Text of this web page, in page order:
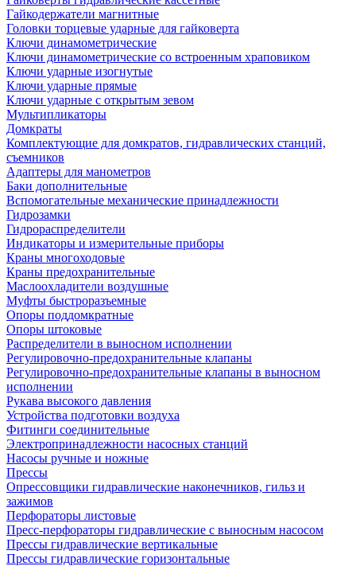
Гайкодержатели магнитные
Головки торцевые ударные для гайковерта
Ключи динамометрические
Ключи динамометрические со встроенным храповиком
Ключи ударные изогнутые
Ключи ударные прямые
Ключи ударные с открытым зевом
Мультипликаторы
Домкраты
Комплектующие для домкратов, гидравлических станций,
съемников
Адаптеры для манометров
Баки дополнительные
Вспомогательные механические принадлежности
Гидрозамки
Гидрораспределители
Индикаторы и измерительные приборы
Краны многоходовые
Краны предохранительные
Маслоохладители воздушные
Муфты быстроразъемные
Опоры поддомкратные
Опоры штоковые
Распределители в выносном исполнении
Регулировочно-предохранительные клапаны
Регулировочно-предохранительные клапаны в выносном
исполнении
Рукава высокого давления
Устройства подготовки воздуха
Фитинги соединительные
Электропринадлежности насосных станций
Насосы ручные и ножные
Прессы
Опрессовщики гидравлические наконечников, гильз и
зажимов
Перфораторы листовые
Пресс-перфораторы гидравлические с выносным насосом
Прессы гидравлические вертикальные
Прессы гидравлические горизонтальные